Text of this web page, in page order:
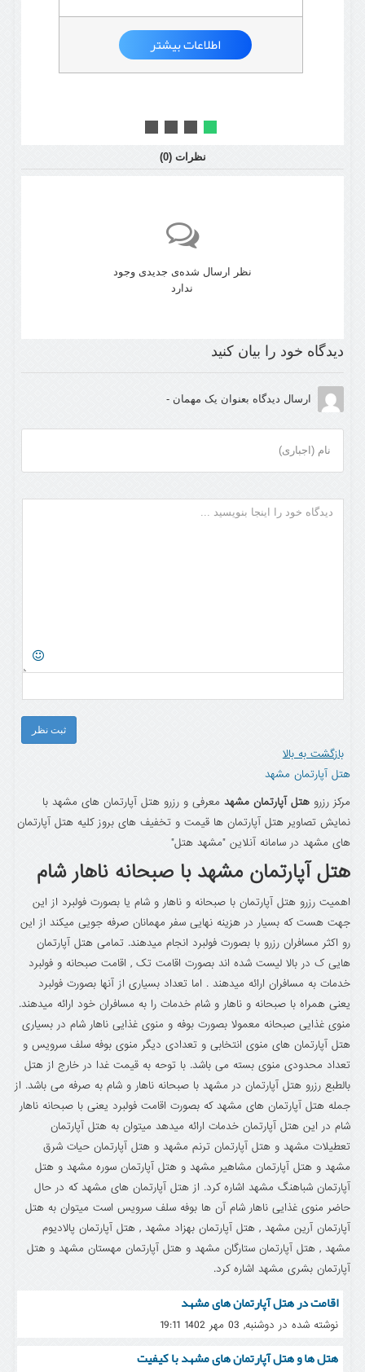
اطلاعات بیشتر
نظرات (0
)
نظر ارسال شده‌ی جدیدی وجود
ندارد
دیدگاه خود را بیان کنید
ارسال دیدگاه بعنوان یک مهمان -
نام (اجباری)
ثبت نظر
بازگشت به بالا
هتل آپارتمان مشهد
مرکز رزرو هتل آپارتمان مشهدمعرفی و رزرو هتل آپارتمان های مشهد با
نمایش تصاویر هتل آپارتمان ها قیمت و تخفیف های بروز کلیه هتل آپارتمان
های مشهد در سامانه آنلاین "مشهد هتل"
هتل آپارتمان مشهد با صبحانه ناهار شام
اهمیت رزرو هتل آپارتمان با صبحانه و ناهار و شام یا بصورت فولبرد از این
جهت هست که بسیار در هزینه نهایی سفر مهمانان صرفه جویی میکند از این
رو اکثر مسافران رزرو با بصورت فولبرد انجام میدهند. تمامی هتل آپارتمان
هایی ک در بالا لیست شده اند بصورت اقامت تک , اقامت صبحانه و فولبرد
خدمات به مسافران ارائه میدهند . اما تعداد بسیاری از آنها بصورت فولبرد
یعنی همراه با صبحانه و ناهار و شام خدمات را به مسافران خود ارائه میدهند.
منوی غذایی صبحانه معمولا بصورت بوفه و منوی غذایی ناهار شام در بسیاری
هتل آپارتمان های منوی انتخابی و تعدادی دیگر منوی بوفه سلف سرویس و
تعداد محدودی منوی بسته می باشد. با توحه به قیمت غدا در خارج از هتل
بالطبع رزرو هتل آپارتمان در مشهد با صبحانه ناهار و شام به صرفه می باشد. از
جمله هتل آپارتمان های مشهد که بصورت اقامت فولبرد یعنی با صبحانه ناهار
شام در این هتل آپارتمان خدمات ارائه میدهد میتوان به هتل آپارتمان
تعطیلات مشهد و هتل آپارتمان ترنم مشهد و هتل آپارتمان حیات شرق
مشهد و هتل آپارتمان مشاهیر مشهد و هتل آپارتمان سوره مشهد و هتل
آپارتمان شباهنگ مشهد اشاره کرد. از هتل آپارتمان های مشهد که در حال
حاضر منوی غذایی ناهار شام آن ها بوفه سلف سرویس است میتوان به هتل
آپارتمان آرین مشهد , هتل آپارتمان بهزاد مشهد , هتل آپارتمان پالادیوم
مشهد , هتل آپارتمان ستارگان مشهد و هتل آپارتمان مهستان مشهد و هتل
آپارتمان بشری مشهد اشاره کرد.
اقامت در هتل آپارتمان های مشهد
نوشته شده در دوشنبه, 03 مهر 1402 19:11
هتل ها و هتل آپارتمان های مشهد با کیفیت